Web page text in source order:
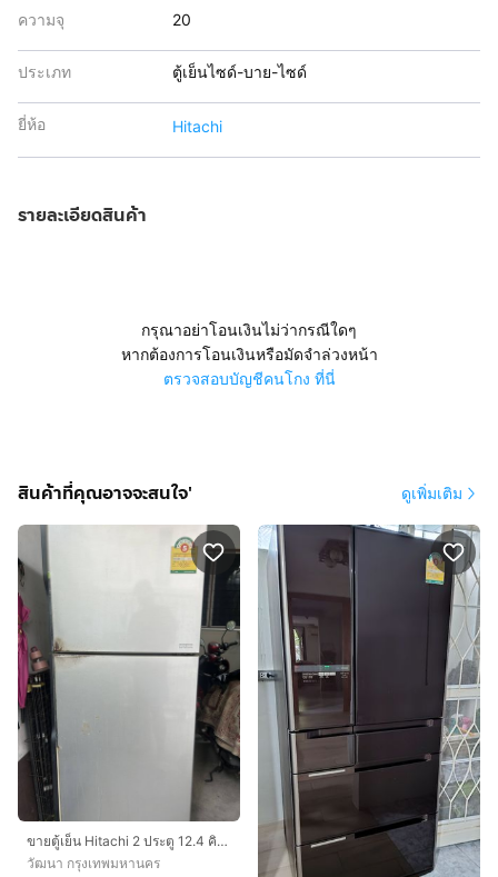
ความจุ 20
ประเภท ตู้เย็นไซด์-บาย-ไซด์
ยี่ห้อ Hitachi
รายละเอียดสินค้า
กรุณาอย่าโอนเงินไม่ว่ากรณีใดๆ
หากต้องการโอนเงินหรือมัดจำล่วงหน้า
ตรวจสอบบัญชีคนโกง ที่นี่
สินค้าที่คุณอาจจะสนใจ' ดูเพิ่มเติม
ขายตู้เย็น Hitachi 2 ประตู 12.4 คิว รุ่น R-V350PZ
วัฒนา กรุงเทพมหานคร